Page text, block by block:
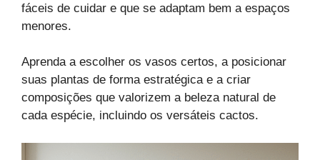
fáceis de cuidar e que se adaptam bem a espaços
menores.
Aprenda a escolher os vasos certos, a posicionar
suas plantas de forma estratégica e a criar
composições que valorizem a beleza natural de
cada espécie, incluindo os versáteis cactos.